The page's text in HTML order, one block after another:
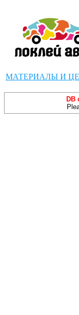
МАТЕРИАЛЫ И
DB